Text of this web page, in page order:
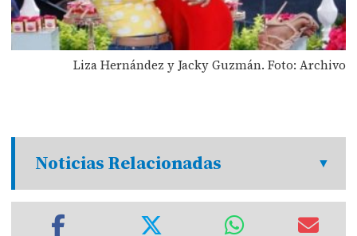
Liza Hernández y Jacky Guzmán. Foto: Archivo
Noticias Relacionadas